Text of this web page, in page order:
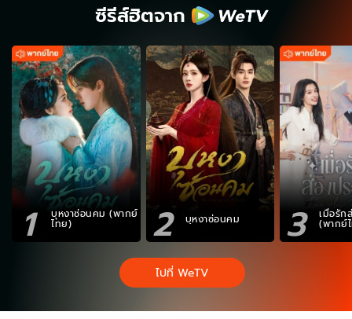
ซีรีส์ฮิตจาก
1 บุหงาซ่อนคม (พากย์
ไทย) 2 บุหงาซ่อนคม 3 เมื่อรัก
(พากย์
ไปที่ WeTV